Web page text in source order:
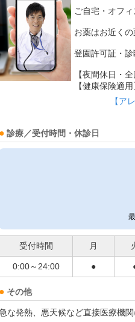
ご自宅・オフ
お薬はお近く
登園許可証・
【夜間休日・全
【健康保険適用
【ア
診療／受付時間・休診日
受付時間 月
0:00～24:00 ●
その他
な発熱、悪天候など直接医療機